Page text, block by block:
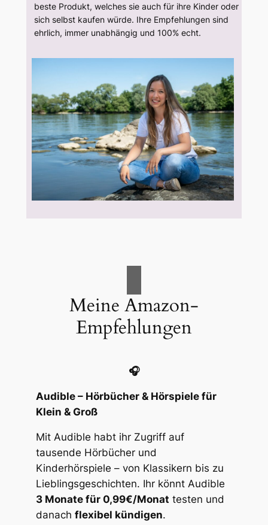
beste Produkt, welches sie auch für ihre Kinder oder
sich selbst kaufen würde. Ihre Empfehlungen sind
ehrlich, immer unabhängig und 100% echt.
Meine Amazon-
Empfehlungen
🎧
Audible – Hörbücher & Hörspiele für
Klein & Groß
Mit Audible habt ihr Zugriff auf
tausende Hörbücher und
Kinderhörspiele – von Klassikern bis zu
Lieblingsgeschichten. Ihr könnt Audible
3 Monate für 0,99€/Monat testen und
danach flexibel kündigen.